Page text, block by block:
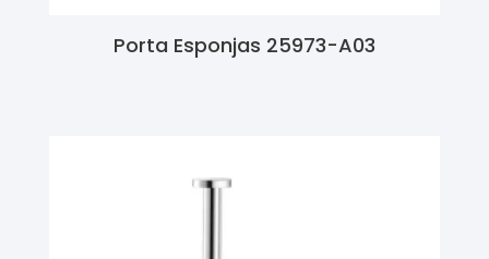
Porta Esponjas 25973-A03